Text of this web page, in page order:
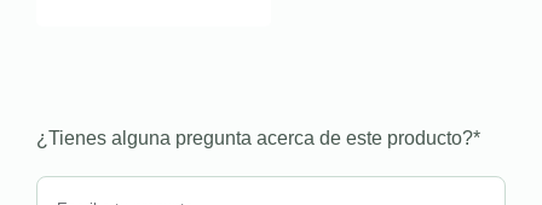
¿Tienes alguna pregunta acerca de este producto?*